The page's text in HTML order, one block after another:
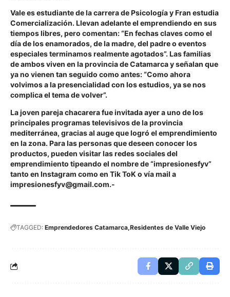
Vale es estudiante de la carrera de Psicología y Fran estudia
Comercialización. Llevan adelante el emprendiendo en sus
tiempos libres, pero comentan: “En fechas claves como el
día de los enamorados, de la madre, del padre o eventos
especiales terminamos realmente agotados”. Las familias
de ambos viven en la provincia de Catamarca y señalan que
ya no vienen tan seguido como antes: “Como ahora
volvimos a la presencialidad con los estudios, ya se nos
complica el tema de volver”.
La joven pareja chacarera fue invitada ayer a uno de los
principales programas televisivos de la provincia
mediterránea, gracias al auge que logró el emprendimiento
en la zona. Para las personas que deseen conocer los
productos, pueden visitar las redes sociales del
emprendimiento tipeando el nombre de “impresionesfyv”
tanto en Instagram como en Tik ToK o vía mail a
impresionesfyv@gmail.com.-
TAGGED: Emprendedores Catamarca Residentes de Valle Viejo